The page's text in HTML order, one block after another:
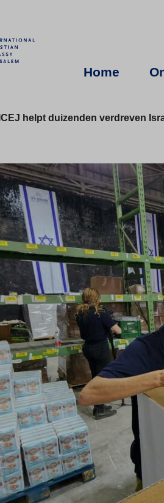
Home
ICEJ helpt duizenden verdreven